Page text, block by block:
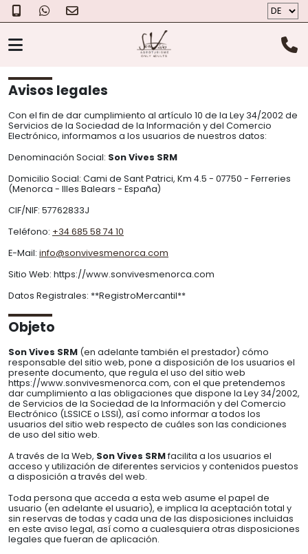
DER AGROTOURISMUS
DER KÄSE
FOTOS
KONTAKT
Rechtliche Hinweise
Datenschutzbestimmungen
Cookie-Richtlinie
Sitemap
Avisos legales
Con el fin de dar cumplimiento al artículo 10 de la Ley 34/2002 de
Servicios de la Sociedad de la Información y del Comercio
Electrónico, informamos a los usuarios de nuestros datos:
Denominación Social: Son Vives SRM
Domicilio Social: Cami de Sant Patrici, Km 4.5 - 07750 - Ferreries
(Menorca - Illes Balears - España)
CIF/NIF: 57762833J
Teléfono: +34 685 58 74 10
E-Mail: info@sonvivesmenorca.com
Sitio Web: https://www.sonvivesmenorca.com
Datos Registrales: **RegistroMercantil**
Objeto
Son Vives SRM (en adelante también el prestador) cómo
responsable del sitio web, pone a disposición de los usuarios el
presente documento, que regula el uso del sitio web
https://www.sonvivesmenorca.com, con el que pretendemos
dar cumplimiento a las obligaciones que dispone la Ley 34/2002,
de Servicios de la Sociedad de la Información y del Comercio
Electrónico (LSSICE o LSSI), así como informar a todos los
usuarios del sitio web respecto de cuáles son las condiciones
de uso del sitio web.
A través de la Web, Son Vives SRMfacilita a los usuarios el
acceso y utilización de diferentes servicios y contenidos puestos
a disposición a través del web.
Toda persona que acceda a esta web asume el papel de
usuario (en adelante el usuario), e implica la aceptación total y
sin reservas de todas y cada una de las disposiciones incluidas
en este aviso legal, así como a cualesquiera otras disposiciones
legales que fueran de aplicación.